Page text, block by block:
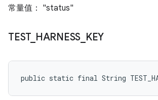
常量值： "status"
TEST_ HARNESS KEY
public static final String